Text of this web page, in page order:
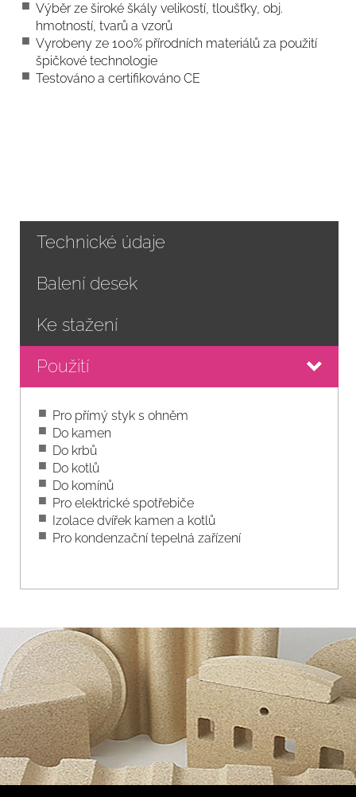
Výběr ze široké škály velikostí, tloušťky, obj.
hmotností, tvarů a vzorů
Vyrobeny ze 100% přírodních materiálů za použití
špičkové technologie
Testováno a certifikováno CE
Použití
Technické údaje
Balení desek
Ke stažení
Pro přímý styk s ohněm
Do kamen
Do krbů
Do kotlů
Do komínů
Pro elektrické spotřebiče
Izolace dvířek kamen a kotlů
Pro kondenzační tepelná zařízení